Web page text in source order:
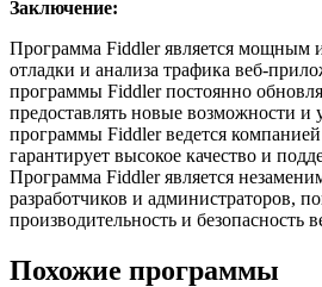
Заключение:
Программа Fiddler является мощным
отладки и анализа трафика веб-
программы Fiddler постоянно
предоставлять новые возможности и
программы Fiddler ведется
гарантирует высокое качество и
Программа Fiddler является
разработчиков и администраторов,
производительность и безопасность
Похожие программы